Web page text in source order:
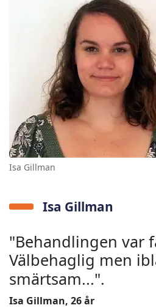
Isa Gillman
Isa Gillman
"Behandlingen var
Välbehaglig men
smärtsam...".
Isa Gillman, 26 år